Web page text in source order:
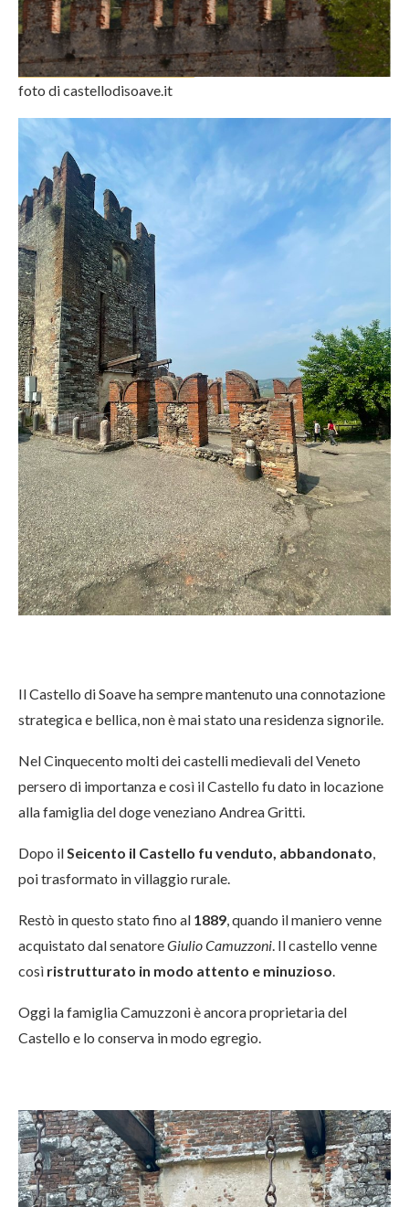
foto di castellodisoave.it
Il Castello di Soave ha sempre mantenuto una connotazione
strategica e bellica, non è mai stato una residenza signorile.
Nel Cinquecento molti dei castelli medievali del Veneto
persero di importanza e così il Castello fu dato in locazione
alla famiglia del doge veneziano Andrea Gritti.
Dopo il Seicento il Castello fu venduto, abbandonato
poi trasformato in villaggio rurale.
Restò in questo stato fino al 1889 , quando il maniero venne
acquistato dal senatoreGiulio Camuzzoni . Il castello venne
così ristrutturato in modo attento e minuzioso
Oggi la famiglia Camuzzoni è ancora proprietaria del
Castello e lo conserva in modo egregio.